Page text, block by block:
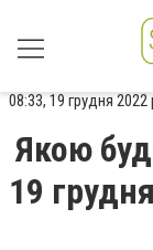
08:33, 19 грудня 2022
Якою
19 грудня